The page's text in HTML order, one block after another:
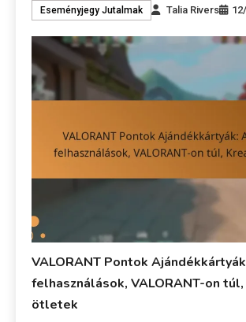
Eseményjegy Jutalmak Talia Rivers
VALORANT Pontok
felhasználások, VALORANT-on
ötletek